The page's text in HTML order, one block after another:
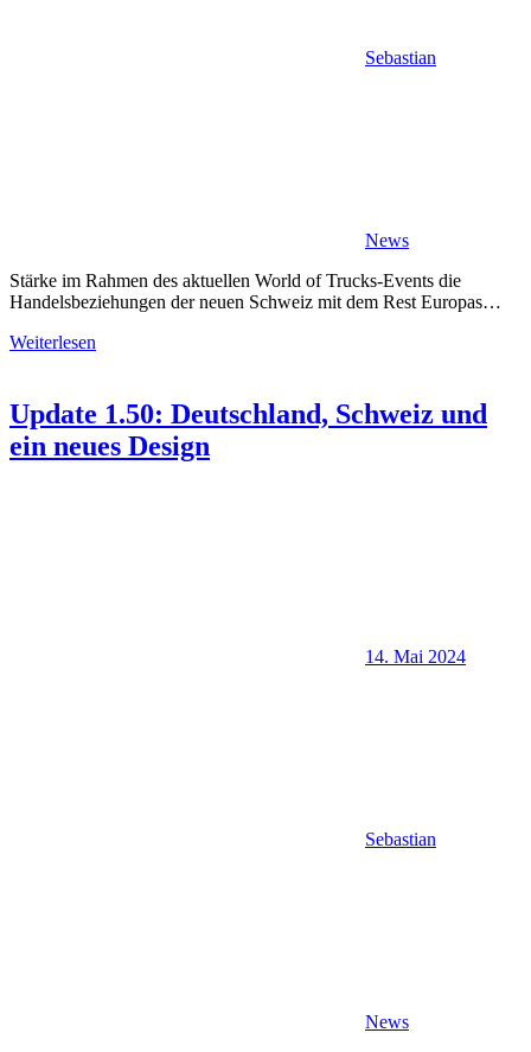
Sebastian
News
Stärke im Rahmen des aktuellen World of Trucks-Events die
Handelsbeziehungen der neuen Schweiz mit dem Rest Europas…
Weiterlesen
Update 1.50: Deutschland, Schweiz und
ein neues Design
14. Mai 2024
Sebastian
News